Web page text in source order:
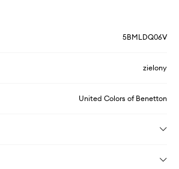
5BMLDQ06V
zielony
United Colors of Benetton